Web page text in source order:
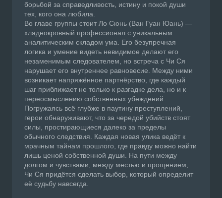
борьбой за справедливость, истину и покой души
тех, кого она любила.
Во главе группы стоит Ло Сюнь (Ван Гуан Юань) —
хладнокровный профессионал с уникальным
аналитическим складом ума. Его безупречная
логика и умение видеть невидимое делают его
незаменимым следователем, но встреча с Чи Ся
нарушает его внутреннее равновесие. Между ними
возникает напряжённое партнёрство, где каждый
шаг приближает не только к разгадке дела, но и к
переосмыслению собственных убеждений.
Погружаясь всё глубже в паутину преступлений,
герои обнаруживают, что за чередой убийств стоят
силы, простирающиеся далеко за пределы
обычного следствия. Каждая новая улика ведёт к
мрачным тайнам прошлого, где правду можно найти
лишь ценой собственной души. На пути между
долгом и чувствами, между местью и прощением,
Чи Ся придётся сделать выбор, который определит
её судьбу навсегда.